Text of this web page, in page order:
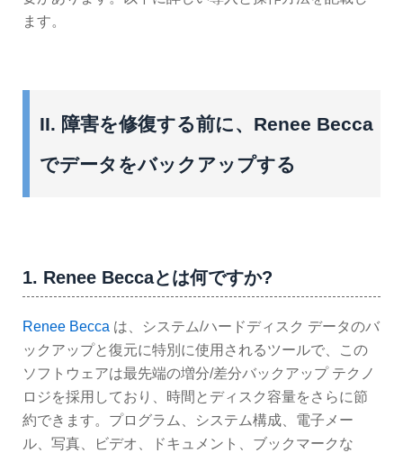
ます。
II. 障害を修復する前に、Renee Becca
でデータをバックアップする
1. Renee Beccaとは何ですか?
Renee Becca は、システム/ハードディスク データのバ
ックアップと復元に特別に使用されるツールで、この
ソフトウェアは最先端の増分/差分バックアップ テクノ
ロジを採用しており、時間とディスク容量をさらに節
約できます。プログラム、システム構成、電子メー
ル、写真、ビデオ、ドキュメント、ブックマークな